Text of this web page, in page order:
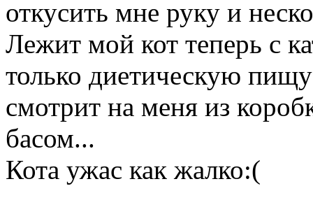
откусить мне руку и
Лежит мой кот теперь с
только диетическую
смотрит на меня из
басом...
Кота ужас как жалко:(